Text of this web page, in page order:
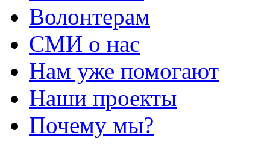
Волонтерам
СМИ о нас
Нам уже помогают
Наши проекты
Почему мы?